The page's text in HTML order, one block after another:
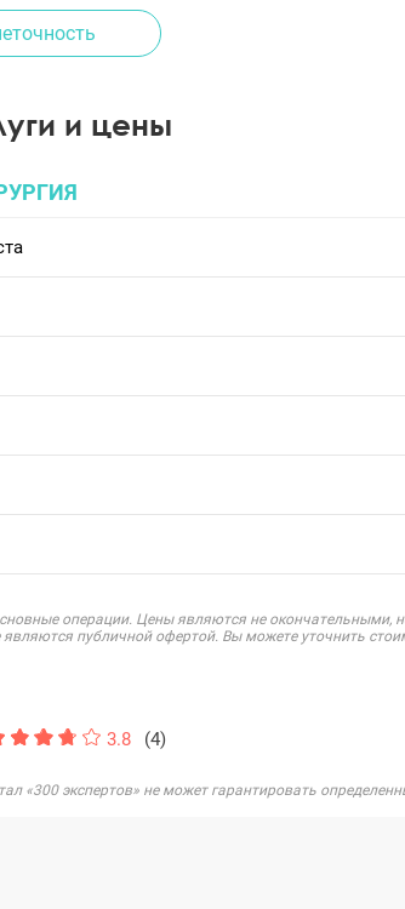
и цены
операции. Цены являются не окончательными,
являются публичной офертой. Вы можете уточнить
3.8 (4)
«300 экспертов» не может гарантировать